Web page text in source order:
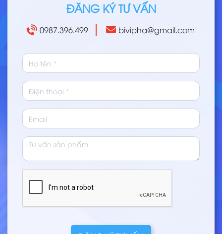
ĐĂNG KÝ TƯ VẤN
0987.396.499 bivipha@gmail.com